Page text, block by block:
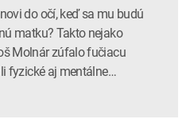
do očí, keď sa mu budú
matku? Takto nejako
Molnár zúfalo fučiacu
fyzické aj mentálne…